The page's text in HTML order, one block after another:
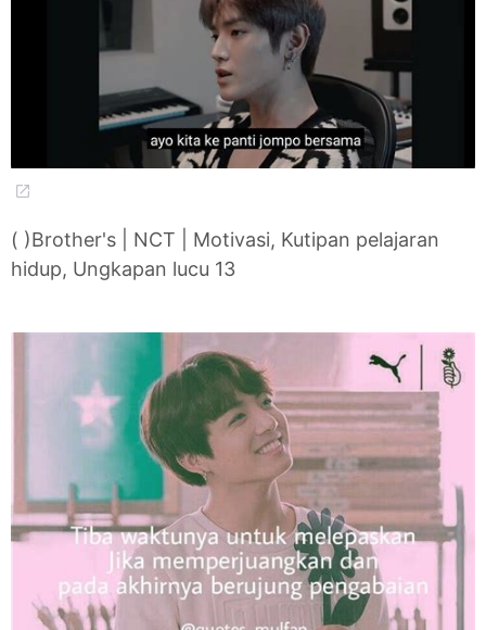
( )Brother's | NCT | Motivasi, Kutipan pelajaran
hidup, Ungkapan lucu 13